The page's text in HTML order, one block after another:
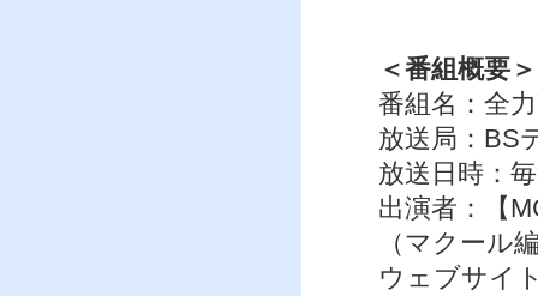
＜番組概要＞
番組名：全
放送局：BS
放送日時：
出演者：【
（マクール
ウェブサイ